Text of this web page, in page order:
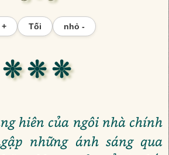
Tối nhỏ -
❊ ❊ ❊
hiên của ngôi nhà chính
những ánh sáng qua